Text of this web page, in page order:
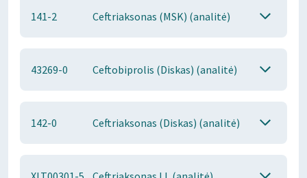
141-2 Ceftriaksonas (MSK) (analitė)
43269-0 Ceftobiprolis (Diskas) (analitė)
142-0 Ceftriaksonas (Diskas) (analitė)